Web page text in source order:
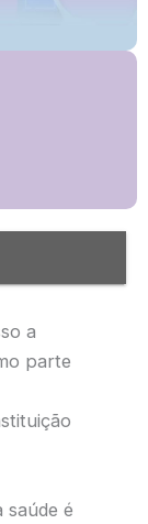
a
parte
saúde é